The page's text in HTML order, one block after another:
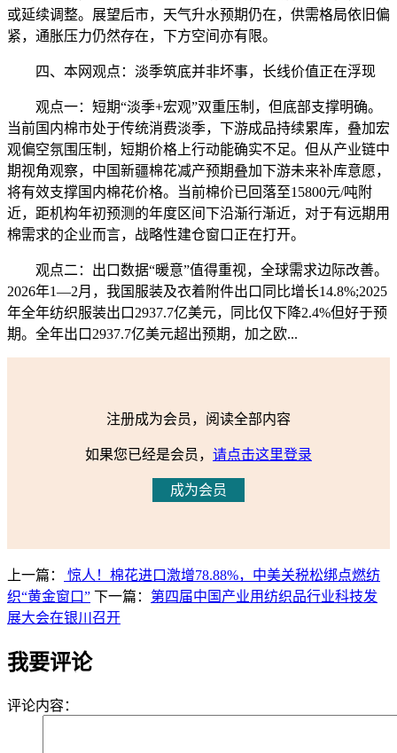
或延续调整。展望后市，天气升水预期仍在，供需格局依旧偏
紧，通胀压力仍然存在，下方空间亦有限。
四、本网观点：淡季筑底并非坏事，长线价值正在浮现
观点一：短期“淡季+宏观”双重压制，但底部支撑明确。
当前国内棉市处于传统消费淡季，下游成品持续累库，叠加宏
观偏空氛围压制，短期价格上行动能确实不足。但从产业链中
期视角观察，中国新疆棉花减产预期叠加下游未来补库意愿，
将有效支撑国内棉花价格。当前棉价已回落至15800元/吨附
近，距机构年初预测的年度区间下沿渐行渐近，对于有远期用
棉需求的企业而言，战略性建仓窗口正在打开。
观点二：出口数据“暖意”值得重视，全球需求边际改善。
2026年1—2月，我国服装及衣着附件出口同比增长14.8%;2025
年全年纺织服装出口2937.7亿美元，同比仅下降2.4%但好于预
期。全年出口2937.7亿美元超出预期，加之欧...
注册成为会员，阅读全部内容
如果您已经是会员， 请点击这里登录
成为会员
上一篇：
惊人！棉花进口激增78.88%，中美关税松绑点燃纺
织“黄金窗口” 下一篇： 第四届中国产业用纺织品行业科技发
展大会在银川召开
我要评论
评论内容：